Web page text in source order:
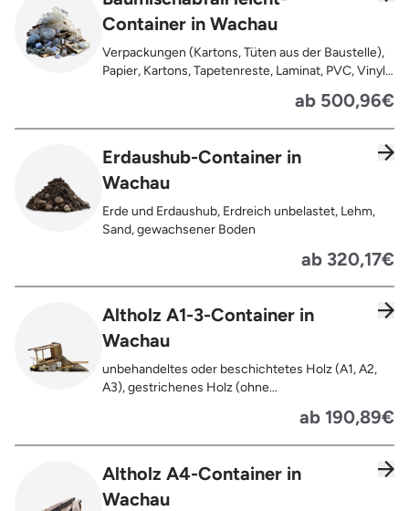
Teppiche, Gardinen, Gipswände/
Trockenbauwände, Metalle, Bleche, Rohre, Kabel,
Gebinde wie Dosen, Fässer, Eimer,
Sauerkrautplatten
Container in Wachau
Verpackungen (Kartons, Tüten aus der Baustelle),
Papier, Kartons, Tapetenreste, Laminat, PVC, Vinyl,
Kunststoffe, Folien, Gummi, Styropor, Holz (z.B.
Spanplatten, Bauholz, Paletten), Textilien wie
Teppiche, Gardinen, Gipswände/
Türen für den Innenbereich, Restentleerte
Gebinde wie Dosen, Fässer, Eimer,
gesamten Containerinhalts
ab 500,96€
Erdaushub-Container in
Wachau
Erde und Erdaushub, Erdreich unbelastet, Lehm,
Sand, gewachsener Boden
ab 320,17€
Altholz A1-3-Container in
Wachau
unbehandeltes oder beschichtetes Holz (A1, A2,
A3), gestrichenes Holz (ohne
Oberflächenbehandlung wie Anstrich, Lasur,
Lackierung ), kleine Anhaftungen wie Nägel,
Schrauben oder Scharniere , Möbel und Türen,
Holz (z.B. Paletten, Bauholz),
Holzweichfaserplatten, Holzkisten,
ab 190,89€
Altholz A4-Container in
Wachau